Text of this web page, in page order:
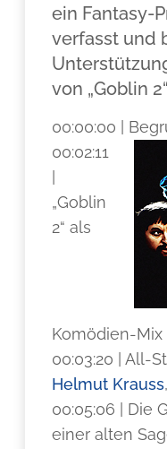
ein Fantasy-
verfasst und
von „Goblin
00:00:00 |
00:02:11
„Goblin
2“ als
Komödien-Mix
00:03:20 | All-
Helmut Krauss,
00:05:06 | Die
einer alten